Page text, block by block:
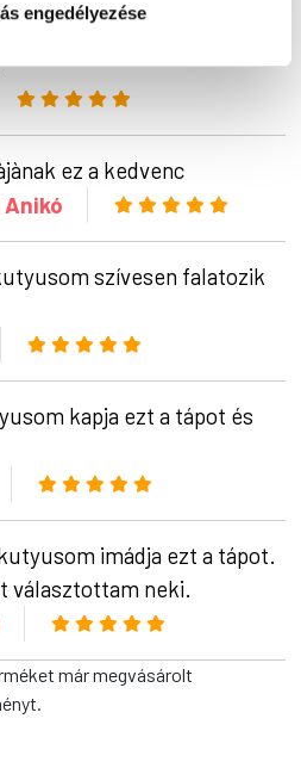
engedélyezése
eszi ezt a tápot több mint
ez a kedvenc
szívesen falatozik
kapja ezt a tápot és
imádja ezt a tápot.
választottam neki.
már megvásárolt